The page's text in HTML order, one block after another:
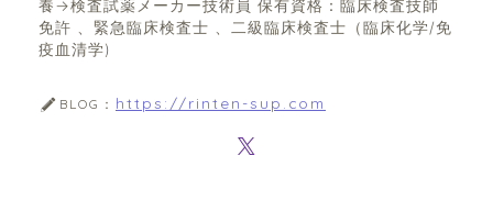
養→検査試薬メーカー技術員 保有資格：臨床検査技師
免許 、緊急臨床検査士 、二級臨床検査士（臨床化学/免
疫血清学)
BLOG： https://rinten-sup.com